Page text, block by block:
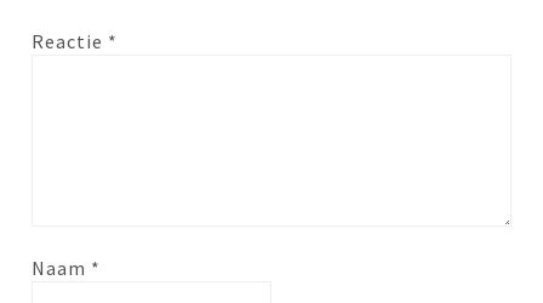
Reactie *
Naam *